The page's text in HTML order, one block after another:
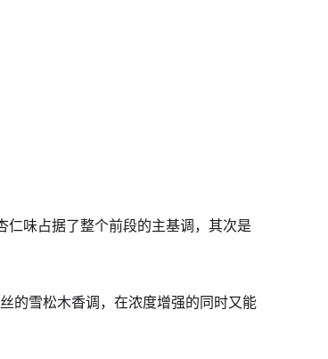
味占据了整个前段的主基调，其次是
的雪松木香调，在浓度增强的同时又能